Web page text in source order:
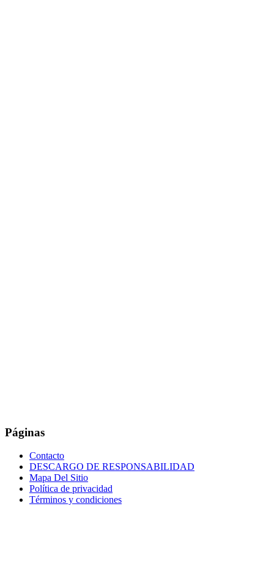
Páginas
Contacto
DESCARGO DE RESPONSABILIDAD
Mapa Del Sitio
Política de privacidad
Términos y condiciones